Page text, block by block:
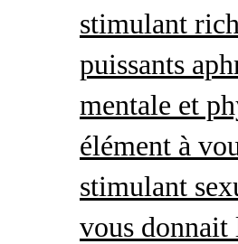
stimulant
puissants
mentale et
élément à
stimulant
vous donnait